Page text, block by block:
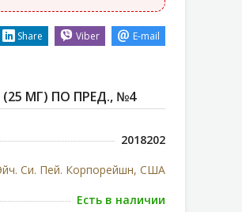
Share Viber E-mail
МГ) ПО ПРЕД., №4
2018202
Си. Пей. Корпорейшн, США
Есть в наличии